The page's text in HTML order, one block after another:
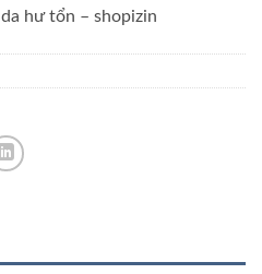
hư tổn – shopizin